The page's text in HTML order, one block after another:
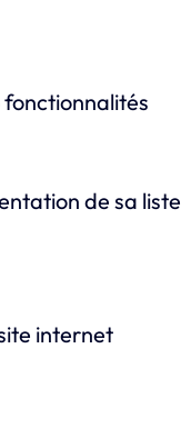
de sa liste
internet